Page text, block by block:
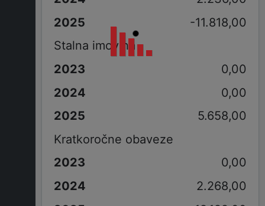
-11.818,00
Stalna imovina
0,00
0,00
5.658,00
Kratkoročne obaveze
0,00
2.268,00